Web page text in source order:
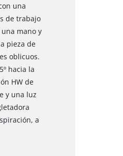
una
de trabajo
mano y
pieza de
oblicuos.
hacia la
HW de
y una luz
a